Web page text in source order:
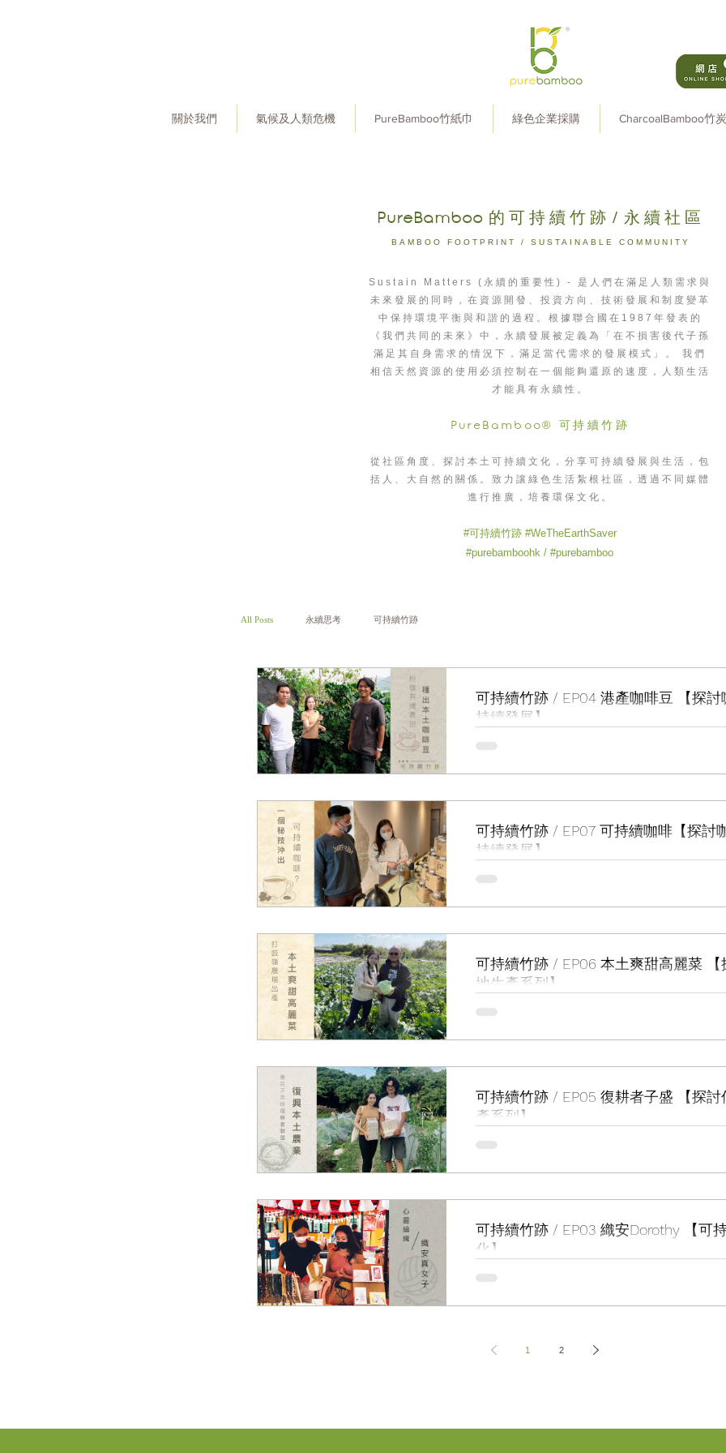
關於我們 氣候及人類危機 PureBamboo竹紙巾 綠色企業採購 CharcoalBamboo竹炭
PureBamboo 的可持續竹跡/永續社區
BAMBOO FOOTPRINT / SUSTAINABLE COMMUNITY
Sustain Matters (永續的重要性) - 是人們在滿足人類需求與
未來發展的同時，在資源開發、投資方向、技術發展和制度變革
中保持環境平衡與和諧的過程。根據聯合國在1987年發表的
《我們共同的未來》中，永續發展被定義為「在不損害後代子孫
滿足其自身需求的情況下，滿足當代需求的發展模式」。 我們
相信天然資源的使用必須控制在一個能夠還原的速度，人類生活
才能具有永續性。
PureBamboo® 可持續竹跡
從社區角度、探討本土可持續文化，分享可持續發展與生活，包
括人、大自然的關係。致力讓綠色生活紮根社區，透過不同媒體
進行推廣，培養環保文化。
#可持續竹跡 #WeTheEarthSaver
#purebamboohk / #purebamboo
All Posts 永續思考 可持續竹跡
可持續竹跡 / EP04 港產咖啡豆 【探討
持續發展】
「這杯咖啡，由培苗到採收、由加工到烘焙都是 Made in HK！
可持續竹跡 / EP07 可持續咖啡【探討
持續發展】
成日話為地球行多步，係生活入面減少碳排放、減廢、回收升
可持續竹跡 / EP06 本土爽甜高麗菜 【
地生產系列】
復耕本地農業、採購本地農產品， 是其中一個減低碳排放的好
可持續竹跡 / EP05 復耕者子盛 【探討
產系列】
「農業是解決社區問題的方法？」 農業在20世紀初仍是香港的主要產業之一，農場
可持續竹跡 / EP03 織安Dorothy 【可
化】
「一戰、二戰時，編織被用作隱藏機密代號！」- 鉤織品牌主理人
1 2